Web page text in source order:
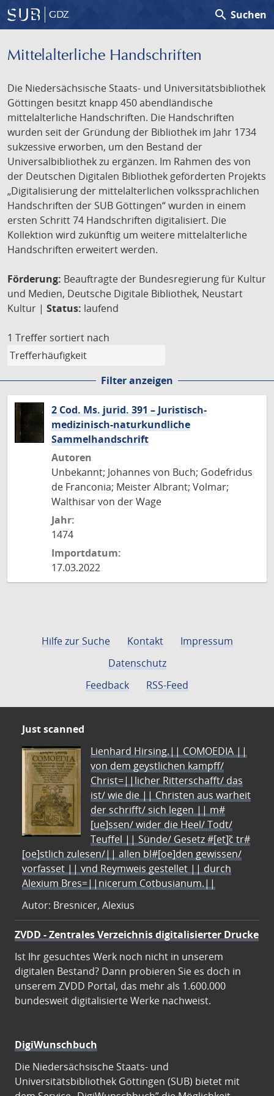
GDZ search Suchen
Mittelalterliche Handschriften
Die Niedersächsische Staats- und Universitätsbibliothek
Göttingen besitzt knapp 450 abendländische
mittelalterliche Handschriften. Die Handschriften
wurden seit der Gründung der Bibliothek im Jahr 1734
sukzessive erworben, um den Bestand der
Universalbibliothek zu ergänzen. Im Rahmen des von
der Deutschen Digitalen Bibliothek geförderten Projekts
„Digitalisierung der mittelalterlichen volkssprachlichen
Handschriften der SUB Göttingen“ wurden in einem
ersten Schritt 74 Handschriften digitalisiert. Die
Kollektion wird zukünftig um weitere mittelalterliche
Handschriften erweitert werden.
Förderung: Beauftragte der Bundesregierung für Kultur
und Medien, Deutsche Digitale Bibliothek, Neustart
Kultur | Status: laufend
1 Treffer sortiert nach
Filter anzeigen
2 Cod. Ms. jurid. 391 – Juristisch-
medizinisch-naturkundliche
Sammelhandschrift
Autoren
Unbekannt; Johannes von Buch; Godefridus
de Franconia; Meister Albrant; Volmar;
Walthisar von der Wage
Jahr:
1474
Importdatum:
17.03.2022
Hilfe zur Suche Kontakt
Impressum
Datenschutz
Feedback
RSS-Feed
Just scanned
Lienhard Hirsing.|| COMOEDIA ||
von dem geystlichen kampff/
Christ=||licher Ritterschafft/ das
ist/ wie die || Christen aus warheit
der schrifft/ sich legen || m#
[ue]ssen/ wider die Heel/ Todt/
Teuffel || Sünde/ Gesetz #[et]c̃ tr#
[oe]stlich zulesen/|| allen bl#[oe]den gewissen/
vorfasset || vnd Reymweis gestellet || durch
Alexium Bres=||nicerum Cotbusianum.||
Autor: Bresnicer, Alexius
ZVDD - Zentrales Verzeichnis digitalisierter Drucke
Ist Ihr gesuchtes Werk noch nicht in unserem
digitalen Bestand? Dann probieren Sie es doch in
unserem ZVDD Portal, das mehr als 1.600.000
bundesweit digitalisierte Werke nachweist.
DigiWunschbuch
Die Niedersächsische Staats- und
Universitätsbibliothek Göttingen (SUB) bietet mit